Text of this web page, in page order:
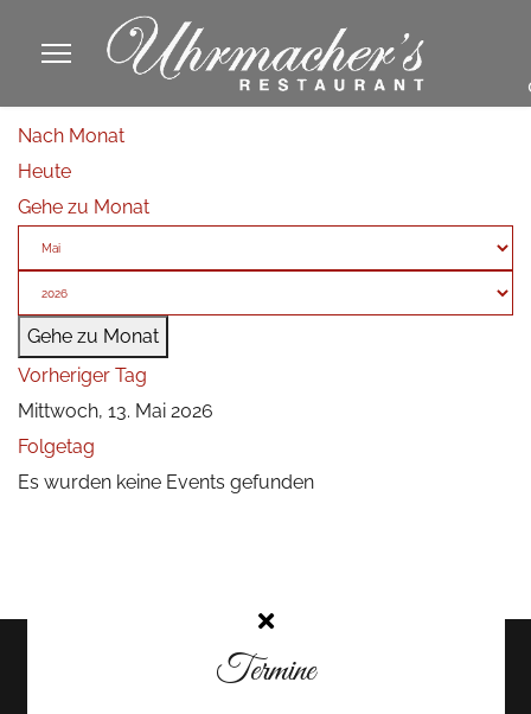
Nach Monat
Heute
Gehe zu Monat
Gehe zu Monat
Vorheriger Tag
Mittwoch, 13. Mai 2026
Folgetag
Es wurden keine Events gefunden
Termine